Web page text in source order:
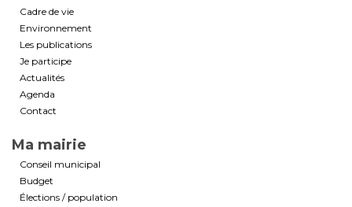
Cadre de vie
Environnement
Les publications
Je participe
Actualités
Agenda
Contact
Ma mairie
Conseil municipal
Budget
Élections / population